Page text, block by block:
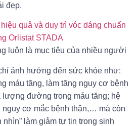
đẹp.
luôn là mục tiêu của nhiều người
ảnh hưởng đến sức khỏe như:
máu tăng, làm tăng nguy cơ bệnh
lượng đường trong máu tăng; hệ
nguy cơ mắc bệnh thận,… mà còn
làm giảm tự tin trong sinh